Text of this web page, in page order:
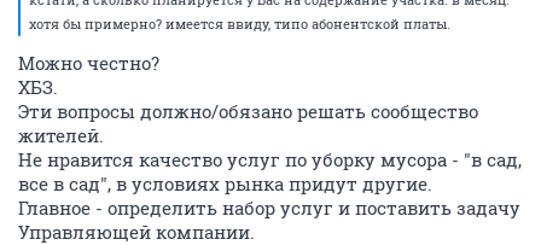
хотя бы примерно? имеется ввиду, типо абонентской платы.
Можно честно?
ХБЗ.
Эти вопросы должно/обязано решать сообщество
жителей.
Не нравится качество услуг по уборку мусора - "в сад,
все в сад", в условиях рынка придут другие.
Главное - определить набор услуг и поставить задачу
Управляющей компании.